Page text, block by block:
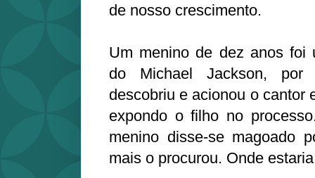
de nosso crescimento.
Um menino de dez anos foi
do Michael Jackson,
descobriu e acionou o cantor
expondo o filho no
menino disse-se magoado
mais o procurou. Onde